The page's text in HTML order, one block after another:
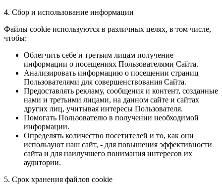
4. Сбор и использование информации
Файлы cookie используются в различных целях, в том числе,
чтобы:
Облегчить себе и третьим лицам получение
информации о посещениях Пользователями Сайта.
Анализировать информацию о посещении страниц
Пользователями для совершенствования Сайта.
Предоставлять рекламу, сообщения и контент, созданные
нами и третьими лицами, на данном сайте и сайтах
других лиц, учитывая интересы Пользователя.
Помогать Пользователю в получении необходимой
информации.
Определять количество посетителей и то, как они
используют наш сайт, - для повышения эффективности
сайта и для наилучшего понимания интересов их
аудитории.
5. Срок хранения файлов cookie